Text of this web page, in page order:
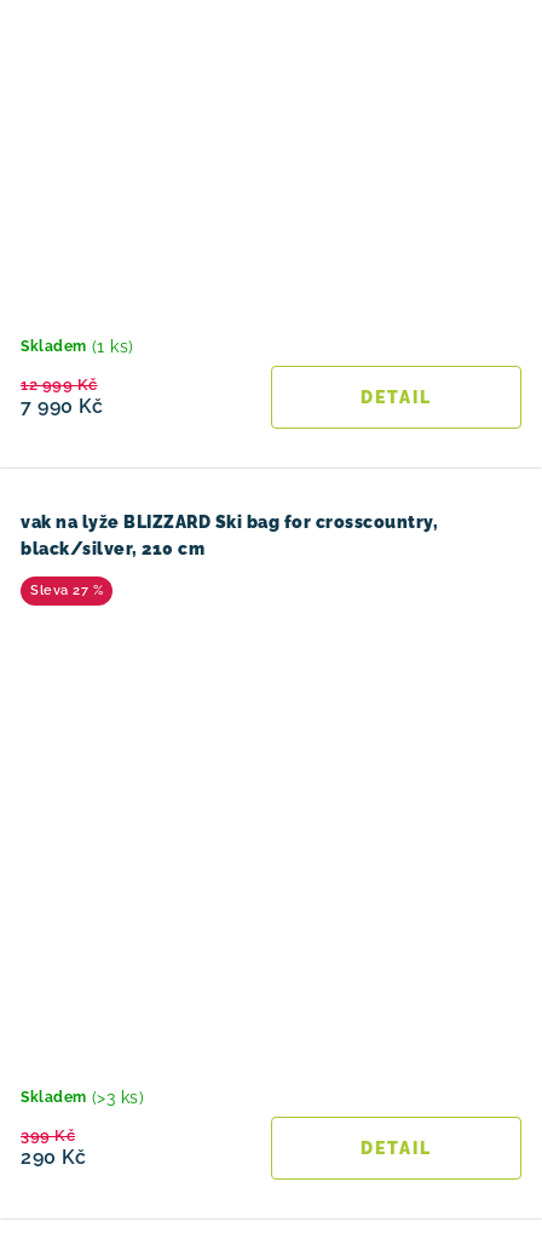
Skladem (1 ks)
7 990 Kč
12 999 Kč
vak na lyže BLIZZARD Ski bag for crosscountry,
black/silver, 210 cm
27 %
Skladem (>3 ks)
290 Kč
399 Kč